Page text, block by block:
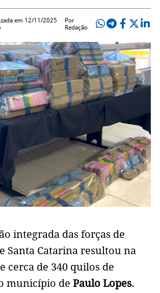
em 12/11/2025
Por
Redação
integrada das forças de
Santa Catarina resultou na
cerca de 340 quilos de
município de Paulo Lopes.